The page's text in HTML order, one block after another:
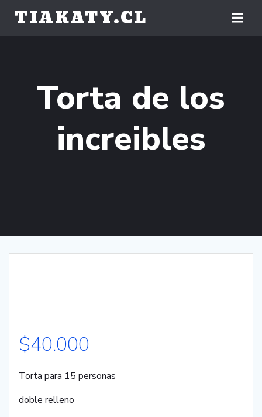
TIAKATY.CL
Torta de los
increibles
$40.000
Torta para 15 personas
doble relleno